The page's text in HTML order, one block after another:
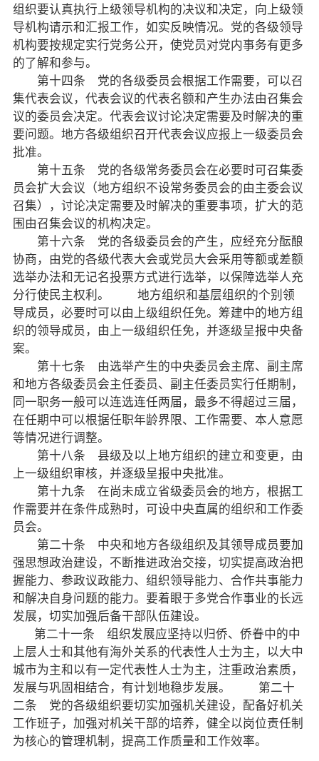
视频中心
联系我们
媒体报道
脱贫攻坚
七彩云南
组织要认真执行上级领导机构的决议和决定，向上级领
导机构请示和汇报工作，如实反映情况。党的各级领导
机构要按规定实行党务公开，使党员对党内事务有更多
的了解和参与。
第十四条 党的各级委员会根据工作需要，可以召
集代表会议，代表会议的代表名额和产生办法由召集会
议的委员会决定。代表会议讨论决定需要及时解决的重
要问题。地方各级组织召开代表会议应报上一级委员会
批准。
第十五条 党的各级常务委员会在必要时可召集委
员会扩大会议（地方组织不设常务委员会的由主委会议
召集），讨论决定需要及时解决的重要事项，扩大的范
围由召集会议的机构决定。
第十六条 党的各级委员会的产生，应经充分酝酿
协商，由党的各级代表大会或党员大会采用等额或差额
选举办法和无记名投票方式进行选举，以保障选举人充
分行使民主权利。 地方组织和基层组织的个别领
导成员，必要时可以由上级组织任免。筹建中的地方组
织的领导成员，由上一级组织任免，并逐级呈报中央备
案。
第十七条 由选举产生的中央委员会主席、副主席
和地方各级委员会主任委员、副主任委员实行任期制，
同一职务一般可以连选连任两届，最多不得超过三届，
在任期中可以根据任职年龄界限、工作需要、本人意愿
等情况进行调整。
第十八条 县级及以上地方组织的建立和变更，由
上一级组织审核，并逐级呈报中央批准。
第十九条 在尚未成立省级委员会的地方，根据工
作需要并在条件成熟时，可设中央直属的组织和工作委
员会。
第二十条 中央和地方各级组织及其领导成员要加
强思想政治建设，不断推进政治交接，切实提高政治把
握能力、参政议政能力、组织领导能力、合作共事能力
和解决自身问题的能力。要着眼于多党合作事业的长远
发展，切实加强后备干部队伍建设。
第二十一条 组织发展应坚持以归侨、侨眷中的中
上层人士和其他有海外关系的代表性人士为主，以大中
城市为主和以有一定代表性人士为主，注重政治素质，
发展与巩固相结合，有计划地稳步发展。 第二十
二条 党的各级组织要切实加强机关建设，配备好机关
工作班子，加强对机关干部的培养，健全以岗位责任制
为核心的管理机制，提高工作质量和工作效率。